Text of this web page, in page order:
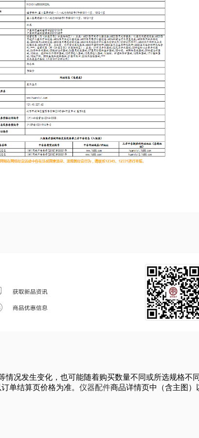
况发生变化，也可能随着购买数量不同或所选规格不
单结算页价格为准。 仪器配件商品详情页中（含主图